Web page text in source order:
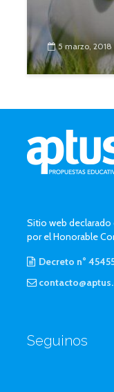
5 marzo, 2018
Sitio web
por el Honorable
Decreto n°
Seguinos